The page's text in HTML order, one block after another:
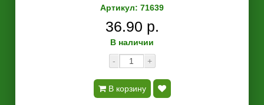
Артикул: 71639
36.90 р.
В наличии
-
+
В корзину